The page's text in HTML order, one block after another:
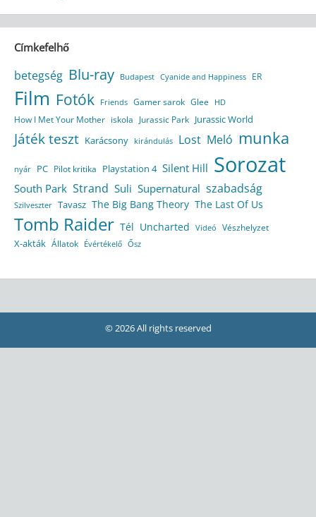
Címkefelhő
betegség Blu-ray Budapest Cyanide and Happiness ER
Film Fotók Friends Gamer sarok Glee HD
How I Met Your Mother iskola Jurassic Park Jurassic World
Játék teszt Karácsony kirándulás Lost Meló munka
nyár PC Pilot kritika Playstation 4 Silent Hill Sorozat
South Park Strand Suli Supernatural szabadság
Szilveszter Tavasz The Big Bang Theory The Last Of Us
Tomb Raider Tél Uncharted Videó Vészhelyzet
X-akták Állatok Évértékelő Ősz
© 2026 All rights reserved